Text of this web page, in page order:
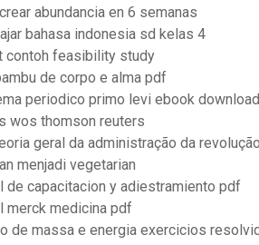
abundancia en 6 semanas
bahasa indonesia sd kelas 4
contoh feasibility study
de corpo e alma pdf
periodico primo levi ebook download
wos thomson reuters
geral da administração da
menjadi vegetarian
de capacitacion y adiestramiento pdf
merck medicina pdf
de massa e energia exercicios